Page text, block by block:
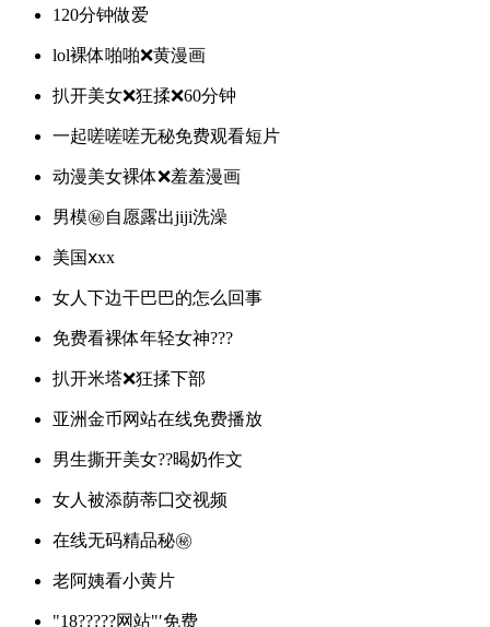
120分钟做爱
lol裸体啪啪❌黄漫画
扒开美女❌狂揉❌60分钟
一起嗟嗟嗟无秘免费观看短片
动漫美女裸体❌羞羞漫画
男模㊙️自愿露出jiji洗澡
美国ⅹxx
女人下边干巴巴的怎么回事
免费看裸体年轻女神???
扒开米塔❌狂揉下部
亚洲金币网站在线免费播放
男生撕开美女??暍奶作文
女人被添荫蒂囗交视频
在线无码精品秘㊙️
老阿姨看小黄片
"18?????网站"′免费